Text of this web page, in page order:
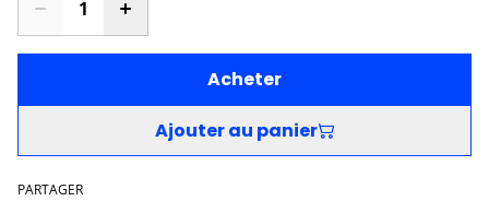
Acheter
Ajouter au panier
PARTAGER